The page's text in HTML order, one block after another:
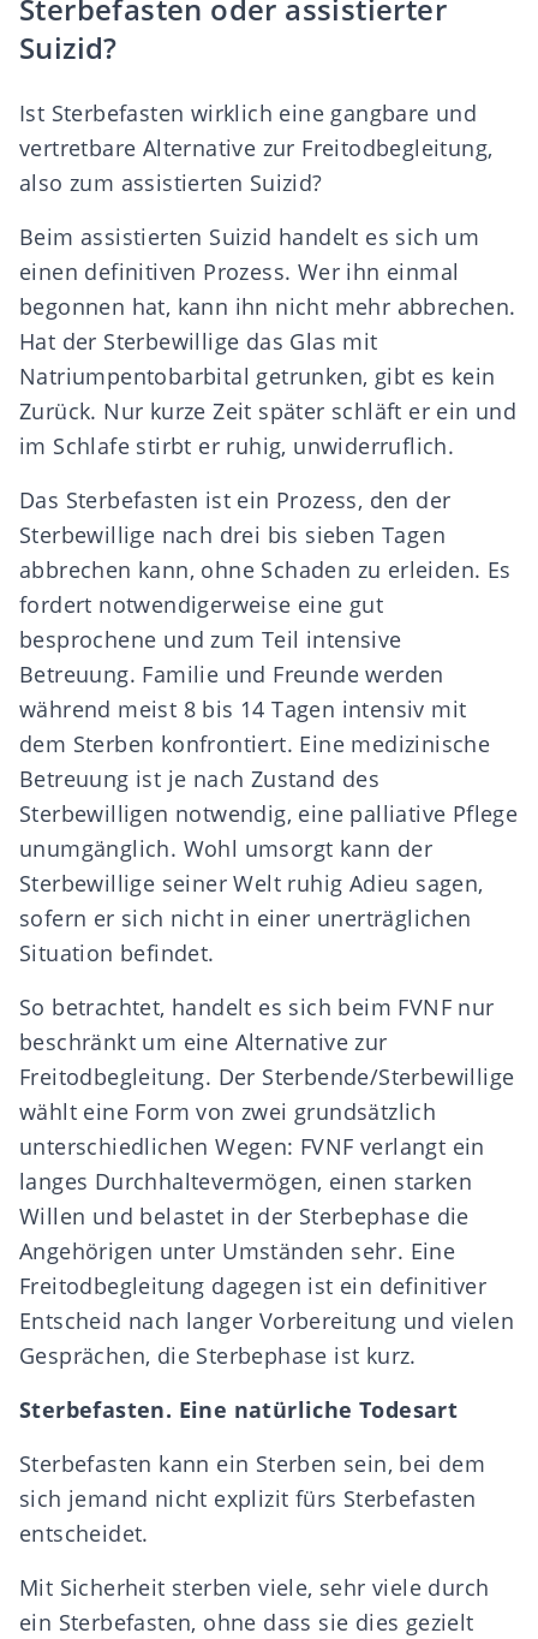
Sterbefasten oder assistierter
Suizid?
Ist Sterbefasten wirklich eine gangbare und
vertretbare Alternative zur Freitodbegleitung,
also zum assistierten Suizid?
Beim assistierten Suizid handelt es sich um
einen definitiven Prozess. Wer ihn einmal
begonnen hat, kann ihn nicht mehr abbrechen.
Hat der Sterbewillige das Glas mit
Natriumpentobarbital getrunken, gibt es kein
Zurück. Nur kurze Zeit später schläft er ein und
im Schlafe stirbt er ruhig, unwiderruflich.
Das Sterbefasten ist ein Prozess, den der
Sterbewillige nach drei bis sieben Tagen
abbrechen kann, ohne Schaden zu erleiden. Es
fordert notwendigerweise eine gut
besprochene und zum Teil intensive
Betreuung. Familie und Freunde werden
während meist 8 bis 14 Tagen intensiv mit
dem Sterben konfrontiert. Eine medizinische
Betreuung ist je nach Zustand des
Sterbewilligen notwendig, eine palliative Pflege
unumgänglich. Wohl umsorgt kann der
Sterbewillige seiner Welt ruhig Adieu sagen,
sofern er sich nicht in einer unerträglichen
Situation befindet.
So betrachtet, handelt es sich beim FVNF nur
beschränkt um eine Alternative zur
Freitodbegleitung. Der Sterbende/Sterbewillige
wählt eine Form von zwei grundsätzlich
unterschiedlichen Wegen: FVNF verlangt ein
langes Durchhaltevermögen, einen starken
Willen und belastet in der Sterbephase die
Angehörigen unter Umständen sehr. Eine
Freitodbegleitung dagegen ist ein definitiver
Entscheid nach langer Vorbereitung und vielen
Gesprächen, die Sterbephase ist kurz.
Sterbefasten. Eine natürliche Todesart
Sterbefasten kann ein Sterben sein, bei dem
sich jemand nicht explizit fürs Sterbefasten
entscheidet.
Mit Sicherheit sterben viele, sehr viele durch
ein Sterbefasten, ohne dass sie dies gezielt